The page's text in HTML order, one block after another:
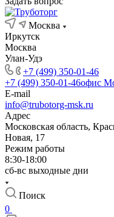
Москва
Иркутск
Москва
Улан-Удэ
+7 (499) 350-01-46
+7 (499) 350-01-46офис
E-mail
info@trubotorg-msk.ru
Адрес
Московская область,
Новая, 17
Режим работы
8:30-18:00
сб-вс выходные дни
Поиск
0